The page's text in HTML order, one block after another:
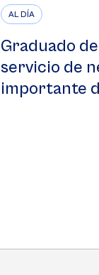
AL DÍA
Graduado
servicio de
importante